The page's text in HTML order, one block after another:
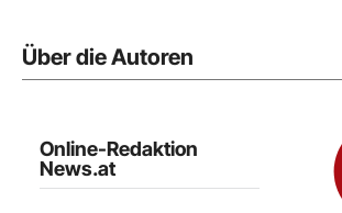
Über die Autoren
Online-Redaktion
News.at